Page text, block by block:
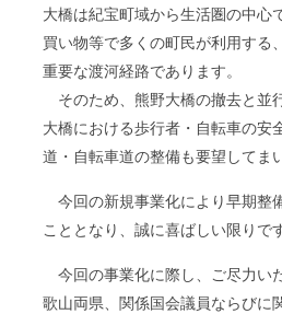
大橋は紀宝町域から生活圏の中心
買い物等で多くの町民が利用する
重要な渡河経路であります。
そのため、熊野大橋の撤去と並
大橋における歩行者・自転車の安
道・自転車道の整備も要望してま
今回の新規事業化により早期整
こととなり、誠に喜ばしい限りで
今回の事業化に際し、ご尽力い
歌山両県、関係国会議員ならびに